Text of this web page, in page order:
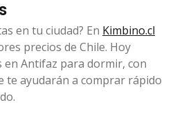
en tu ciudad? En Kimbino.cl
precios de Chile. Hoy
en Antifaz para dormir, con
te ayudarán a comprar rápido